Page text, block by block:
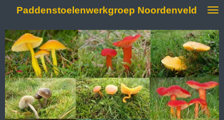
naar
de
hoofdinhoud
Paddenstoelenwerkgroep Noordenveld